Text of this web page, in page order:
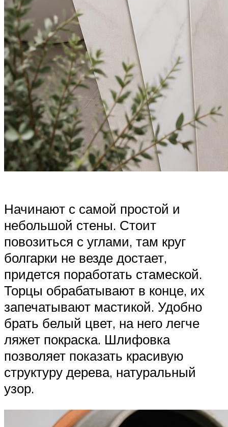
Начинают с самой простой и
небольшой стены. Стоит
повозиться с углами, там круг
болгарки не везде достает,
придется поработать стамеской.
Торцы обрабатывают в конце, их
запечатывают мастикой. Удобно
брать белый цвет, на него легче
ляжет покраска. Шлифовка
позволяет показать красивую
структуру дерева, натуральный
узор.